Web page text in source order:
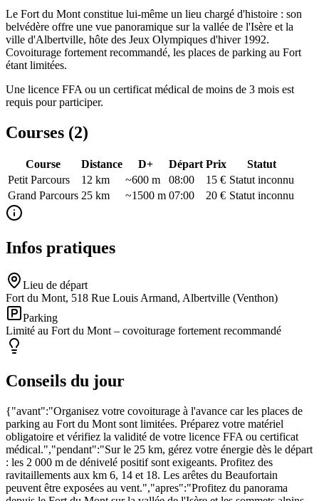
Le Fort du Mont constitue lui-même un lieu chargé d'histoire : son
belvédère offre une vue panoramique sur la vallée de l'Isère et la
ville d'Albertville, hôte des Jeux Olympiques d'hiver 1992.
Covoiturage fortement recommandé, les places de parking au Fort
étant limitées.
Une licence FFA ou un certificat médical de moins de 3 mois est
requis pour participer.
Courses (2)
Course Distance D+ Départ Prix
Statut
Petit Parcours
12 km ~600 m 08:00 15 € Statut inconnu
Grand Parcours 25 km ~1500 m 07:00 20 € Statut inconnu
Infos pratiques
Lieu de départ
Fort du Mont, 518 Rue Louis Armand, Albertville (Venthon)
Parking
Limité au Fort du Mont – covoiturage fortement recommandé
Conseils du jour
{"avant":"Organisez votre covoiturage à l'avance car les places de
parking au Fort du Mont sont limitées. Préparez votre matériel
obligatoire et vérifiez la validité de votre licence FFA ou certificat
médical.","pendant":"Sur le 25 km, gérez votre énergie dès le départ
: les 2 000 m de dénivelé positif sont exigeants. Profitez des
ravitaillements aux km 6, 14 et 18. Les arêtes du Beaufortain
peuvent être exposées au vent.","apres":"Profitez du panorama